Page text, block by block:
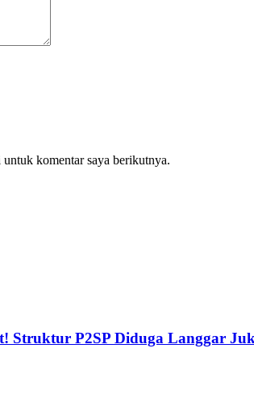
komentar saya berikutnya.
Struktur P2SP Diduga Langgar